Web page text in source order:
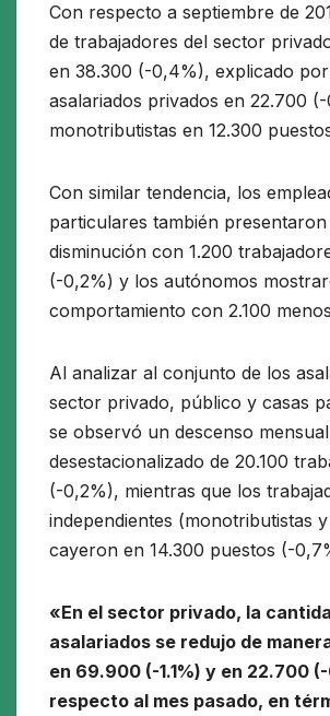
Con respecto a septiembre de
de trabajadores del sector
en 38.300 (-0,4%), explicado
asalariados privados en 22.700
monotributistas en 12.300
Con similar tendencia, los
particulares también
disminución con 1.200
(-0,2%) y los autónomos
comportamiento con 2.100
Al analizar al conjunto de los
sector privado, público y casas
se observó un descenso mensual
desestacionalizado de 20.100
(-0,2%), mientras que los
independientes (monotributistas
cayeron en 14.300 puestos (-
«En el sector privado, la
asalariados se redujo de
en 69.900 (-1.1%) y en 22.700
respecto al mes pasado, en